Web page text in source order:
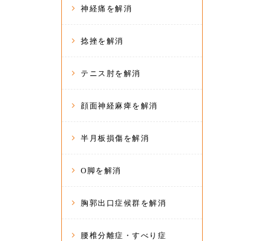
神経痛を解消
捻挫を解消
テニス肘を解消
顔面神経麻痺を解消
半月板損傷を解消
O脚を解消
胸郭出口症候群を解消
腰椎分離症・すべり症